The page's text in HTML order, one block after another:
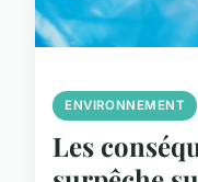
ENVIRONNEMENT
Les